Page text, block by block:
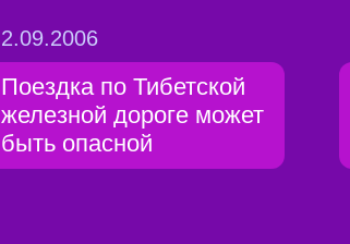
2.09.2006
Поездка по Тибетской
железной дороге может
быть опасной